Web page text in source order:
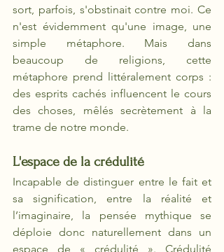
sort, parfois, s'obstinait contre moi. Ce
n'est évidemment qu'une image, une
simple métaphore. Mais dans
beaucoup de religions, cette
métaphore prend littéralement corps :
des esprits cachés influencent le cours
des choses, mêlés secrètement à la
trame de notre monde.
L'espace de la crédulité
Incapable de distinguer entre le fait et
sa signification, entre la réalité et
l’imaginaire, la pensée mythique se
déploie donc naturellement dans un
espace de « crédulité ». Crédulité